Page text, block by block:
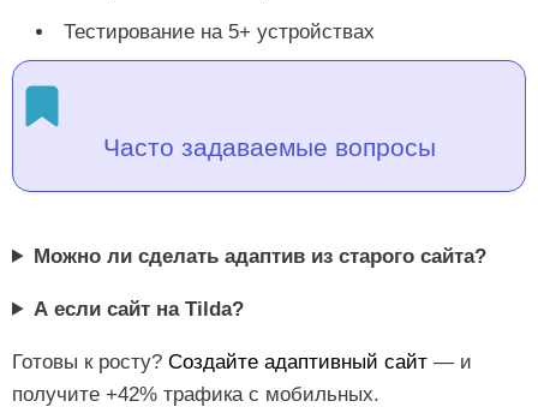
Тестирование на 5+ устройствах
Часто задаваемые вопросы
Можно ли сделать адаптив из старого сайта?
А если сайт на Tilda?
Готовы к росту? Создайте адаптивный сайт — и
получите +42% трафика с мобильных.